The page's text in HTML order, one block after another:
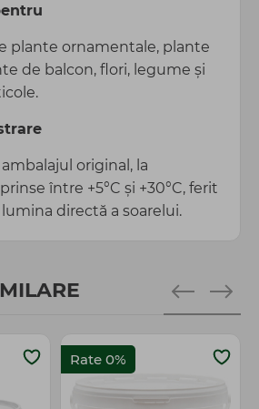
plante ornamentale, plante
de balcon, flori, legume și
original, la
între +5°C și +30°C, ferit
directă a soarelui.
Rate 0%